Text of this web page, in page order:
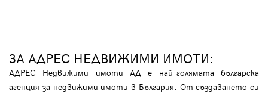
ЗА АДРЕС НЕДВИЖИМИ ИМОТИ:
АДРЕС Недвижими имоти АД е най-голямата българска
агенция за недвижими имоти в България. От създаването си